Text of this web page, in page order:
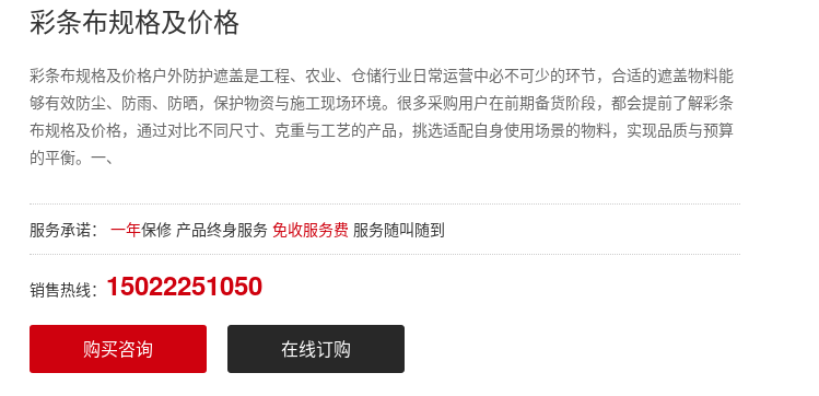
彩条布规格及价格
彩条布规格及价格户外防护遮盖是工程、农业、仓储行业日常运营中必不可少的环节，合适的遮盖物料能
够有效防尘、防雨、防晒，保护物资与施工现场环境。很多采购用户在前期备货阶段，都会提前了解彩条
布规格及价格，通过对比不同尺寸、克重与工艺的产品，挑选适配自身使用场景的物料，实现品质与预算
的平衡。一、
服务承诺： 一年保修 产品终身服务 免收服务费 服务随叫随到
销售热线： 15022251050
购买咨询 在线订购